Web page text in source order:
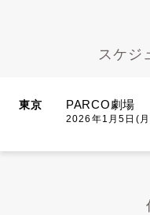
スケジ
東京 PARCO劇場
2026年1月5日(